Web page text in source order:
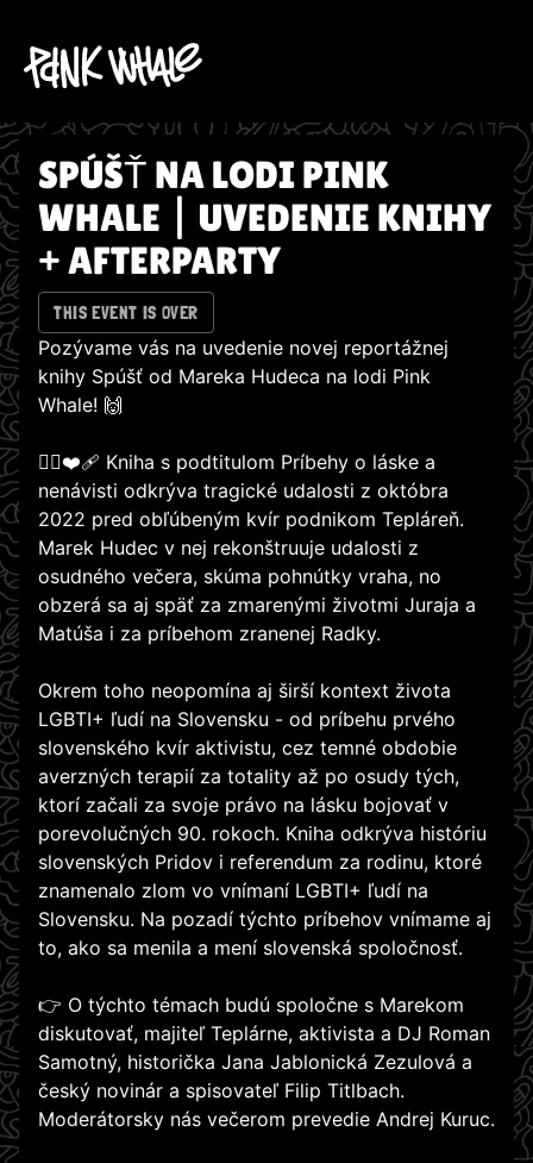
SPÚŠŤ NA LODI PINK
WHALE | UVEDENIE KNIHY
+ AFTERPARTY
THIS EVENT IS OVER
Pozývame vás na uvedenie novej reportážnej
knihy Spúšť od Mareka Hudeca na lodi Pink
Whale! 🙌
🏳️‍🌈❤️‍🩹 Kniha s podtitulom Príbehy o láske a
nenávisti odkrýva tragické udalosti z októbra
2022 pred obľúbeným kvír podnikom Tepláreň.
Marek Hudec v nej rekonštruuje udalosti z
osudného večera, skúma pohnútky vraha, no
obzerá sa aj späť za zmarenými životmi Juraja a
Matúša i za príbehom zranenej Radky.
Okrem toho neopomína aj širší kontext života
LGBTI+ ľudí na Slovensku - od príbehu prvého
slovenského kvír aktivistu, cez temné obdobie
averzných terapií za totality až po osudy tých,
ktorí začali za svoje právo na lásku bojovať v
porevolučných 90. rokoch. Kniha odkrýva históriu
slovenských Pridov i referendum za rodinu, ktoré
znamenalo zlom vo vnímaní LGBTI+ ľudí na
Slovensku. Na pozadí týchto príbehov vnímame aj
to, ako sa menila a mení slovenská spoločnosť.
👉 O týchto témach budú spoločne s Marekom
diskutovať, majiteľ Teplárne, aktivista a DJ Roman
Samotný, historička Jana Jablonická Zezulová a
český novinár a spisovateľ Filip Titlbach.
Moderátorsky nás večerom prevedie Andrej Kuruc.